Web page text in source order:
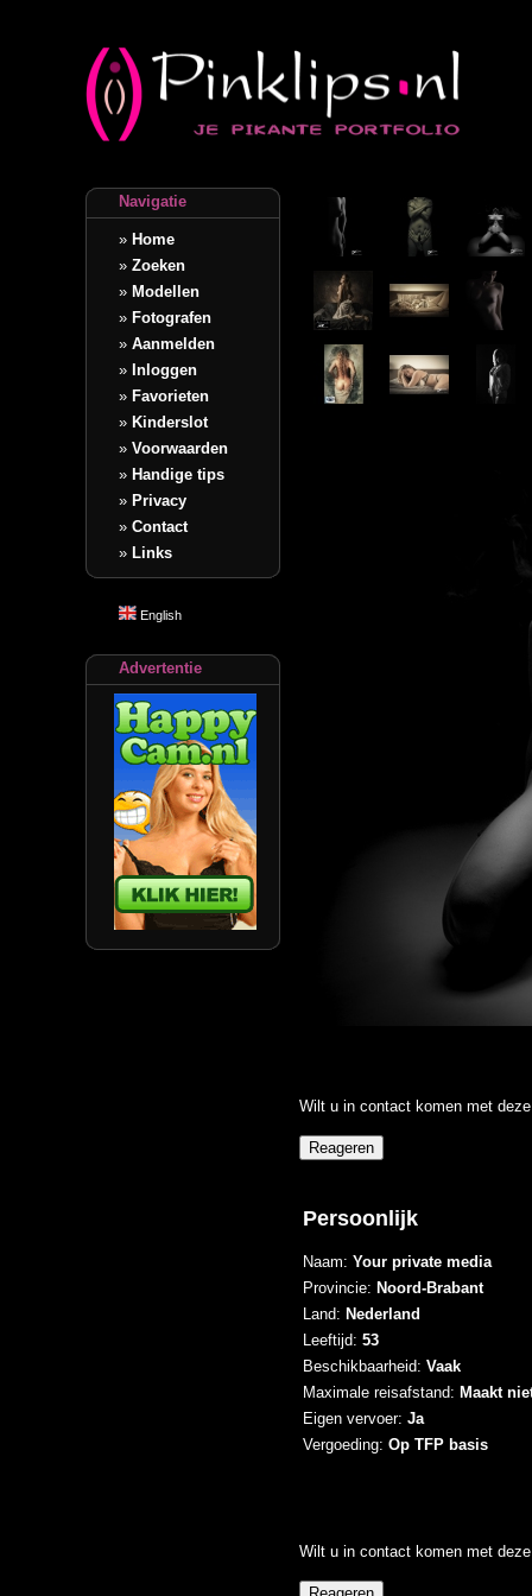
Navigatie
» Home
» Zoeken
» Modellen
» Fotografen
» Aanmelden
» Inloggen
» Favorieten
» Kinderslot
» Voorwaarden
» Handige tips
» Privacy
» Contact
» Links
English
Advertentie
Wilt u in contact komen met
Persoonlijk
Naam: Your private media
Provincie: Noord-Brabant
Land: Nederland
Leeftijd: 53
Beschikbaarheid: Vaak
Maximale reisafstand: Maakt
Eigen vervoer: Ja
Vergoeding: Op TFP basis
Wilt u in contact komen met